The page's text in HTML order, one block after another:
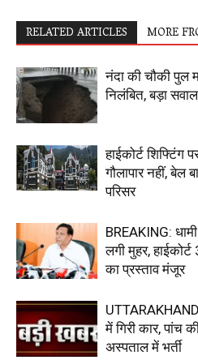
RELATED ARTICLES MORE
नंदा की चौकी पुल
निलंबित, बड़ा
हाईकोर्ट शिफ्टिंग
गौलापार नहीं, बेल
परिसर
BREAKING:
लगी मुहर,
का प्रस्ताव मंजूर
में गिरी कार, पांच
अस्पताल में भर्ती